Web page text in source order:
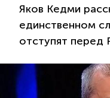
Яков Кедми
единственном
отступят перед